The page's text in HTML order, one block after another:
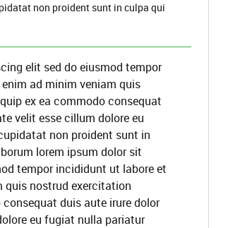
non proident sunt in culpa qui
elit sed do eiusmod tempor
ad minim veniam quis
ex ea commodo consequat
velit esse cillum dolore eu
non proident sunt in
lorem ipsum dolor sit
tempor incididunt ut labore et
quis nostrud exercitation
duis aute irure dolor
eu fugiat nulla pariatur